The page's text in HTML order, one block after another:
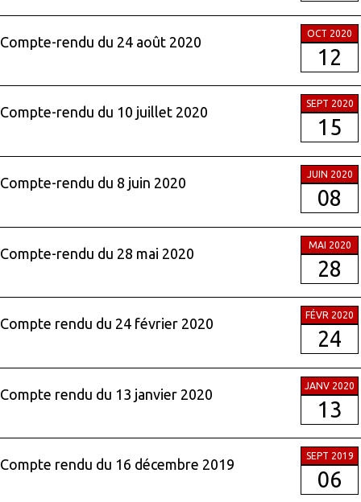
Compte-rendu du 24 août 2020
OCT 2020
12
Compte-rendu du 10 juillet 2020
SEPT 2020
15
Compte-rendu du 8 juin 2020
JUIN 2020
08
Compte-rendu du 28 mai 2020
MAI 2020
28
Compte rendu du 24 février 2020
FÉVR 2020
24
Compte rendu du 13 janvier 2020
JANV 2020
13
Compte rendu du 16 décembre 2019
SEPT 2019
06